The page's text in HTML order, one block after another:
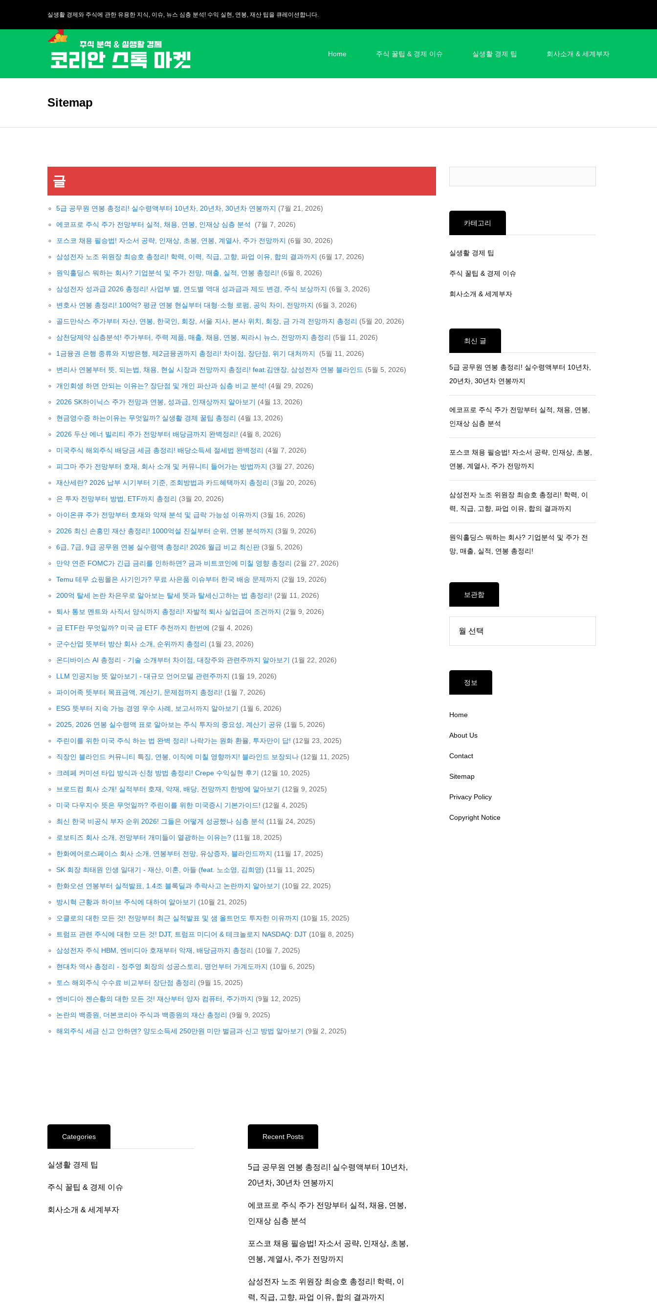
실생활 경제와 주식에 관한 유용한 지식, 이슈, 뉴스 심층 분석! 수익 실현, 연봉, 재산 팁을 큐레이션합니다.
Home 주식 꿀팁 & 경제 이슈 실생활 경제 팁 회사소개 & 세계부자
Sitemap
글
5급 공무원 연봉 총정리! 실수령액부터 10년차, 20년차, 30년차 연봉까지 (7월 21, 2026)
에코프로 주식 주가 전망부터 실적, 채용, 연봉, 인재상 심층 분석 (7월 7, 2026)
포스코 채용 필승법! 자소서 공략, 인재상, 초봉, 연봉, 계열사, 주가 전망까지 (6월 30, 2026)
삼성전자 노조 위원장 최승호 총정리! 학력, 이력, 직급, 고향, 파업 이유, 합의 결과까지 (6월 17, 2026)
원익홀딩스 뭐하는 회사? 기업분석 및 주가 전망, 매출, 실적, 연봉 총정리! (6월 8, 2026)
삼성전자 성과급 2026 총정리! 사업부 별, 연도별 역대 성과급과 제도 변경, 주식 보상까지 (6월 3, 2026)
변호사 연봉 총정리! 100억? 평균 연봉 현실부터 대형·소형 로펌, 공익 차이, 전망까지 (6월 3, 2026)
골드만삭스 주가부터 자산, 연봉, 한국인, 회장, 서울 지사, 본사 위치, 회장, 금 가격 전망까지 총정리 (5월 20, 2026)
삼천당제약 심층분석! 주가부터, 주력 제품, 매출, 채용, 연봉, 찌라시 뉴스, 전망까지 총정리 (5월 11, 2026)
1금융권 은행 종류와 지방은행, 제2금융권까지 총정리! 차이점, 장단점, 위기 대처까지 (5월 11, 2026)
변리사 연봉부터 뜻, 되는법, 채용, 현실 시장과 전망까지 총정리! feat.김앤장, 삼성전자 연봉 블라인드 (5월 5, 2026)
개인회생 하면 안되는 이유는? 장단점 및 개인 파산과 심층 비교 분석! (4월 29, 2026)
2026 SK하이닉스 주가 전망과 연봉, 성과급, 인재상까지 알아보기 (4월 13, 2026)
현금영수증 하는이유는 무엇일까? 실생활 경제 꿀팁 총정리 (4월 13, 2026)
2026 두산 에너 빌리티 주가 전망부터 배당금까지 완벽정리! (4월 8, 2026)
미국주식 해외주식 배당금 세금 총정리! 배당소득세 절세법 완벽정리 (4월 7, 2026)
피그마 주가 전망부터 호재, 회사 소개 및 커뮤니티 들어가는 방법까지 (3월 27, 2026)
재산세란? 2026 납부 시기부터 기준, 조회방법과 카드혜택까지 총정리 (3월 20, 2026)
은 투자 전망부터 방법, ETF까지 총정리 (3월 20, 2026)
아이온큐 주가 전망부터 호재와 악재 분석 및 급락 가능성 이유까지 (3월 16, 2026)
2026 최신 손흥민 재산 총정리! 1000억설 진실부터 순위, 연봉 분석까지 (3월 9, 2026)
6급, 7급, 9급 공무원 연봉 실수령액 총정리! 2026 월급 비교 최신판 (3월 5, 2026)
만약 연준 FOMC가 긴급 금리를 인하하면? 금과 비트코인에 미칠 영향 총정리 (2월 27, 2026)
Temu 테무 쇼핑몰은 사기인가? 무료 사은품 이슈부터 한국 배송 문제까지 (2월 19, 2026)
200억 탈세 논란 차은우로 알아보는 탈세 뜻과 탈세신고하는 법 총정리! (2월 11, 2026)
퇴사 통보 멘트와 사직서 양식까지 총정리! 자발적 퇴사 실업급여 조건까지 (2월 9, 2026)
금 ETF란 무엇일까? 미국 금 ETF 추천까지 한번에 (2월 4, 2026)
군수산업 뜻부터 방산 회사 소개, 순위까지 총정리 (1월 23, 2026)
온디바이스 AI 총정리 - 기술 소개부터 차이점, 대장주와 관련주까지 알아보기 (1월 22, 2026)
LLM 인공지능 뜻 알아보기 - 대규모 언어모델 관련주까지 (1월 19, 2026)
파이어족 뜻부터 목표금액, 계산기, 문제점까지 총정리! (1월 7, 2026)
ESG 뜻부터 지속 가능 경영 우수 사례, 보고서까지 알아보기 (1월 6, 2026)
2025, 2026 연봉 실수령액 표로 알아보는 주식 투자의 중요성, 계산기 공유 (1월 5, 2026)
주린이를 위한 미국 주식 하는 법 완벽 정리! 나락가는 원화 환율, 투자만이 답! (12월 23, 2025)
직장인 블라인드 커뮤니티 특징, 연봉, 이직에 미칠 영향까지! 블라인드 보장되나 (12월 11, 2025)
크레페 커미션 타입 방식과 신청 방법 총정리! Crepe 수익실현 후기 (12월 10, 2025)
브로드컴 회사 소개! 실적부터 호재, 악재, 배당, 전망까지 한방에 알아보기 (12월 9, 2025)
미국 다우지수 뜻은 무엇일까? 주린이를 위한 미국증시 기본가이드! (12월 4, 2025)
최신 한국 비공식 부자 순위 2026! 그들은 어떻게 성공했나 심층 분석 (11월 24, 2025)
로보티즈 회사 소개, 전망부터 개미들이 열광하는 이유는? (11월 18, 2025)
한화에어로스페이스 회사 소개, 연봉부터 전망, 유상증자, 블라인드까지 (11월 17, 2025)
SK 회장 최태원 인생 일대기 - 재산, 이혼, 아들 (feat. 노소영, 김희영) (11월 11, 2025)
한화오션 연봉부터 실적발표, 1.4조 블록딜과 추락사고 논란까지 알아보기 (10월 22, 2025)
방시혁 근황과 하이브 주식에 대하여 알아보기 (10월 21, 2025)
오클로의 대한 모든 것! 전망부터 최근 실적발표 및 샘 올트먼도 투자한 이유까지 (10월 15, 2025)
트럼프 관련 주식에 대한 모든 것! DJT, 트럼프 미디어 & 테크놀로지 NASDAQ: DJT (10월 8, 2025)
삼성전자 주식 HBM, 엔비디아 호재부터 악재, 배당금까지 총정리 (10월 7, 2025)
현대차 역사 총정리 - 정주영 회장의 성공스토리, 명언부터 가계도까지 (10월 6, 2025)
토스 해외주식 수수료 비교부터 장단점 총정리 (9월 15, 2025)
엔비디아 젠슨황의 대한 모든 것! 재산부터 양자 컴퓨터, 주가까지 (9월 12, 2025)
논란의 백종원, 더본코리아 주식과 백종원의 재산 총정리 (9월 9, 2025)
해외주식 세금 신고 안하면? 양도소득세 250만원 미만 벌금과 신고 방법 알아보기 (9월 2, 2025)
카테고리
실생활 경제 팁
주식 꿀팁 & 경제 이슈
회사소개 & 세계부자
최신 글
5급 공무원 연봉 총정리! 실수령액부터 10년차,
20년차, 30년차 연봉까지
에코프로 주식 주가 전망부터 실적, 채용, 연봉,
인재상 심층 분석
포스코 채용 필승법! 자소서 공략, 인재상, 초봉,
연봉, 계열사, 주가 전망까지
삼성전자 노조 위원장 최승호 총정리! 학력, 이
력, 직급, 고향, 파업 이유, 합의 결과까지
원익홀딩스 뭐하는 회사? 기업분석 및 주가 전
망, 매출, 실적, 연봉 총정리!
보관함
정보
Home
About Us
Contact
Sitemap
Privacy Policy
Copyright Notice
Categories
실생활 경제 팁
주식 꿀팁 & 경제 이슈
회사소개 & 세계부자
Recent Posts
5급 공무원 연봉 총정리! 실수령액부터 10년차,
20년차, 30년차 연봉까지
에코프로 주식 주가 전망부터 실적, 채용, 연봉,
인재상 심층 분석
포스코 채용 필승법! 자소서 공략, 인재상, 초봉,
연봉, 계열사, 주가 전망까지
삼성전자 노조 위원장 최승호 총정리! 학력, 이
력, 직급, 고향, 파업 이유, 합의 결과까지